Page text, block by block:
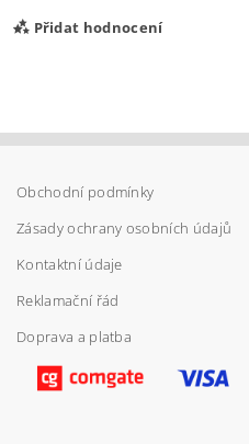
Přidat hodnocení
Vložením hodnocení
ochrany osobních údajů
Obchodní podmínky
Zásady ochrany osobních údajů
Kontaktní údaje
Reklamační řád
Doprava a platba